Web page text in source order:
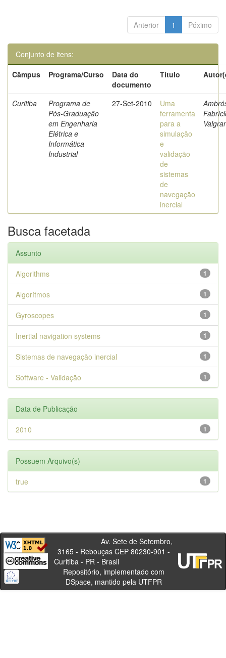
Anterior 1 Póximo
Conjunto de itens:
Câmpus
Programa/Curso
Data do
documento
Título
Curitiba
Programa de
Pós-Graduação
em Engenharia
Elétrica e
Informática
Industrial
27-Set-2010
Uma
ferramenta
para a
simulação
e
validação
de
sistemas
de
navegação
inercial
Busca facetada
Assunto
1
Algorithms
1
Algorítmos
1
Gyroscopes
1
Inertial navigation systems
1
Sistemas de navegação inercial
1
Software - Validação
Data de Publicação
1
2010
Possuem Arquivo(s)
1
true
Av. Sete de Setembro,
3165 - Rebouças CEP 80230-901 -
Curitiba - PR - Brasil
Repositório, implementado com
DSpace, mantido pela UTFPR